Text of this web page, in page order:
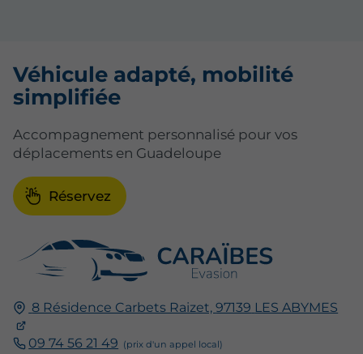
8 Résidence Carbets Raizet,97139 LES ABYMES
09 74 56 21 49
Véhicule adapté, mobilité
simplifiée
Accompagnement personnalisé pour vos
déplacements en Guadeloupe
Réservez